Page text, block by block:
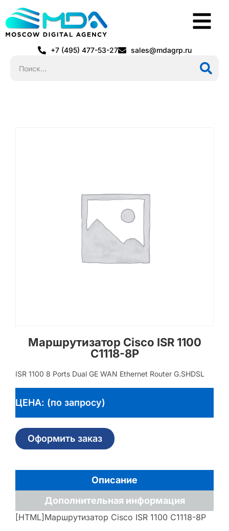
+7 (495) 477-53-27 sales@mdagrp.ru
Маршрутизатор Cisco ISR 1100
C1118-8P
ISR 1100 8 Ports Dual GE WAN Ethernet Router G.SHDSL
ЦЕНА: (по запросу)
Оформить заказ
Описание
Дополнительная информация
[HTML]Маршрутизатор Cisco ISR 1100 C1118-8P